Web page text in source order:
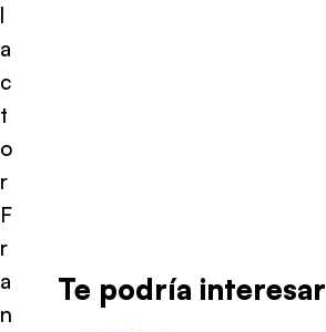
l
a
c
t
o
r
F
r
a
n
Te podría interesar